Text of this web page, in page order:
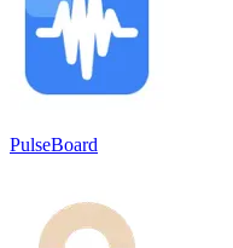
PulseBoard